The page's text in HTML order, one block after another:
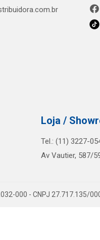
Loja /
Tel.: (11) 3227-
Av Vautier, 587/
000 - CNPJ 27.717.135/